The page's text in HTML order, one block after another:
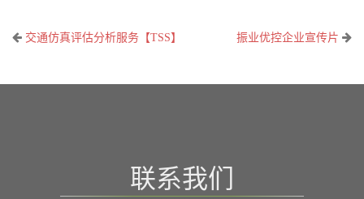
文
导
交通仿真评估分析服务【TSS】 振业优控企业宣传片
联系我们